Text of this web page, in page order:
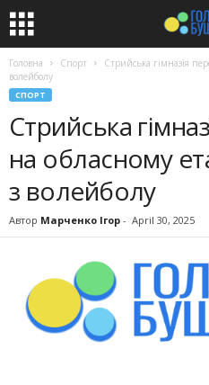
Головна Спорт
Стрийська гімназія
волейболу
СПОРТ
Стрийська
на обласному
з волейболу
Автор Марченко Ігор - April 30, 2025